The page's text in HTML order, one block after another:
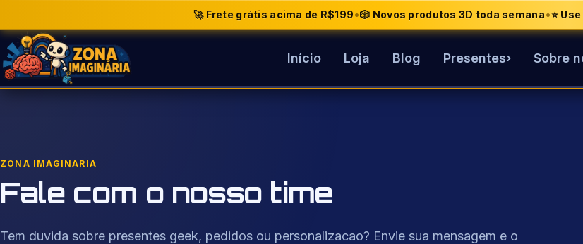
🚀 Frete grátis acima de R$199•🎲 Novos produtos 3D toda semana•⭐
Início Loja Blog Presentes› Sobre
ZONA IMAGINARIA
Fale com o nosso time
Tem duvida sobre presentes geek, pedidos ou personalizacao? Envie sua mensagem e o